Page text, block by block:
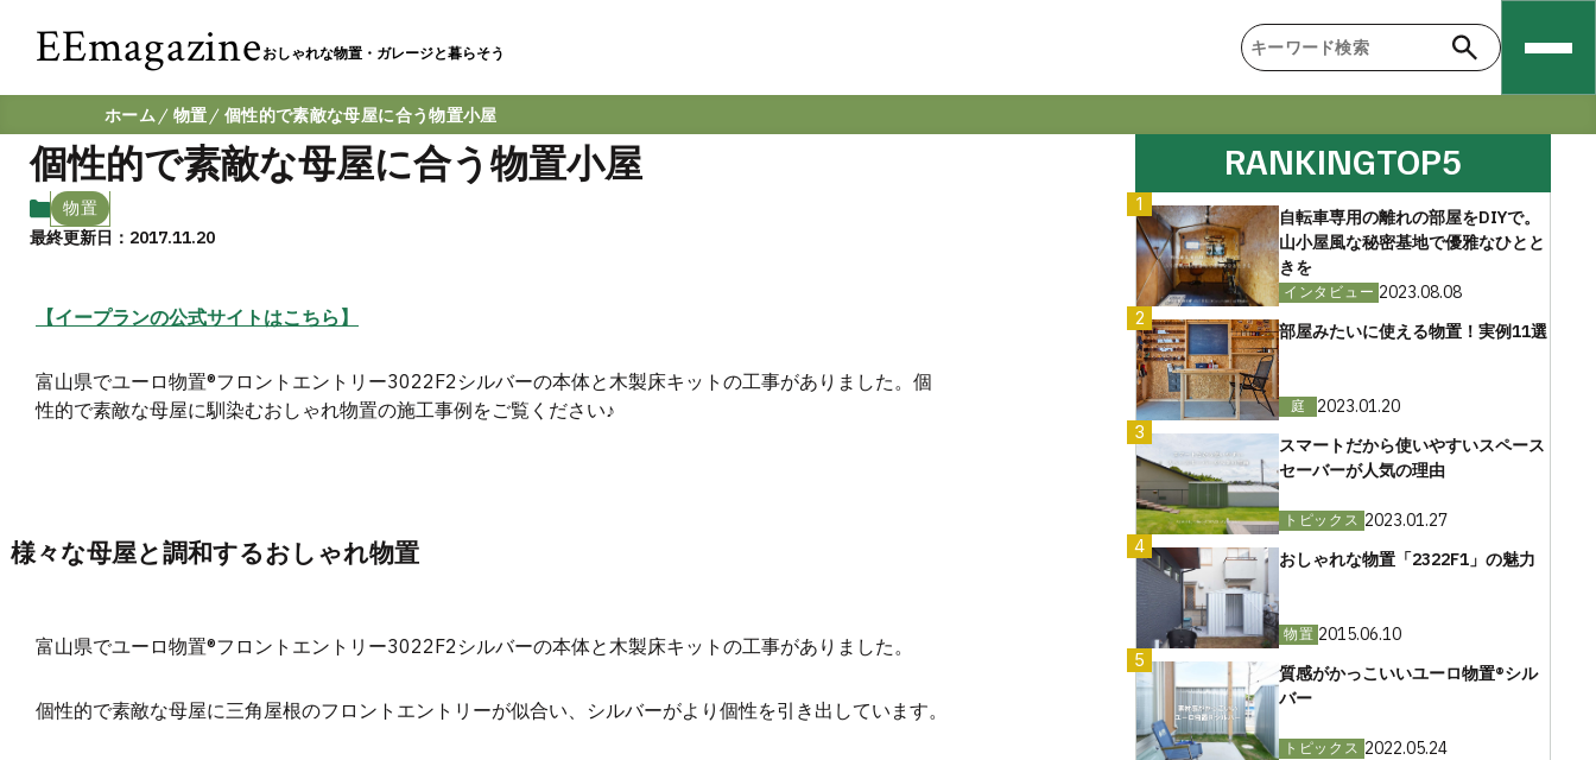
EEmagazine おしゃれな物置・ガレージと暮らそう
ホーム 物置 個性的で素敵な母屋に合う物置小屋
個性的で素敵な母屋に合う物置小屋
物置
最終更新日：2017.11.20
【イープランの公式サイトはこちら】
富山県でユーロ物置®︎フロントエントリー3022F2シルバーの本体と木製床キットの工事がありました。個
性的で素敵な母屋に馴染むおしゃれ物置の施工事例をご覧ください♪
様々な母屋と調和するおしゃれ物置
富山県でユーロ物置®︎フロントエントリー3022F2シルバーの本体と木製床キットの工事がありました。
個性的で素敵な母屋に三角屋根のフロントエントリーが似合い、シルバーがより個性を引き出しています。
RANKINGTOP5
1
自転車専用の離れの部屋をDIYで。
山小屋風な秘密基地で優雅なひとと
きを
インタビュー 2023.08.08
2
部屋みたいに使える物置！実例11選
庭
2023.01.20
3
スマートだから使いやすいスペース
セーバーが人気の理由
トピックス 2023.01.27
4
おしゃれな物置「2322F1」の魅力
物置 2015.06.10
5
質感がかっこいいユーロ物置®︎シル
バー
トピックス 2022.05.24